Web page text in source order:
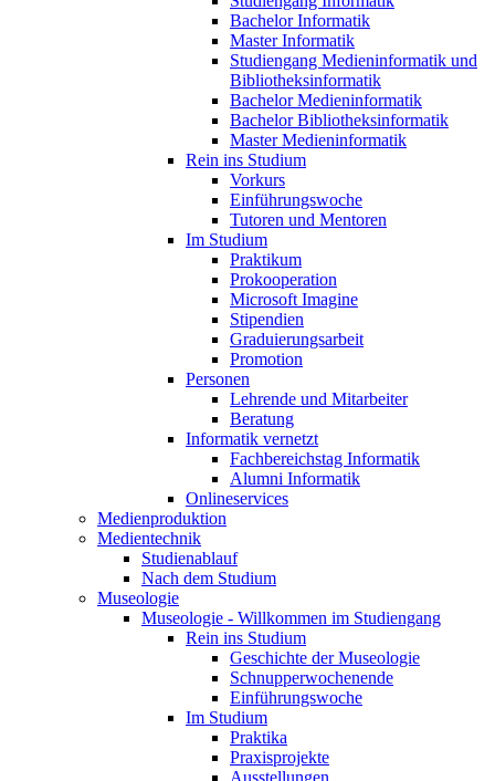
Bachelor Informatik
Master Informatik
Studiengang Medieninformatik und
Bibliotheksinformatik
Bachelor Medieninformatik
Bachelor Bibliotheksinformatik
Master Medieninformatik
Rein ins Studium
Vorkurs
Einführungswoche
Tutoren und Mentoren
Im Studium
Praktikum
Prokooperation
Microsoft Imagine
Stipendien
Graduierungsarbeit
Promotion
Personen
Lehrende und Mitarbeiter
Beratung
Informatik vernetzt
Fachbereichstag Informatik
Alumni Informatik
Onlineservices
Medienproduktion
Medientechnik
Studienablauf
Nach dem Studium
Museologie
Museologie - Willkommen im Studiengang
Rein ins Studium
Geschichte der Museologie
Schnupperwochenende
Einführungswoche
Im Studium
Praktika
Praxisprojekte
Ausstellungen